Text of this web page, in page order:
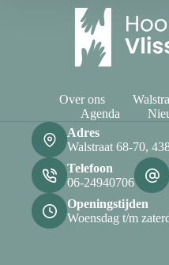
Over ons
Agenda
Adres
Walstraat 68-70,
Telefoon
06-24940706
Openingstijden
Woensdag t/m